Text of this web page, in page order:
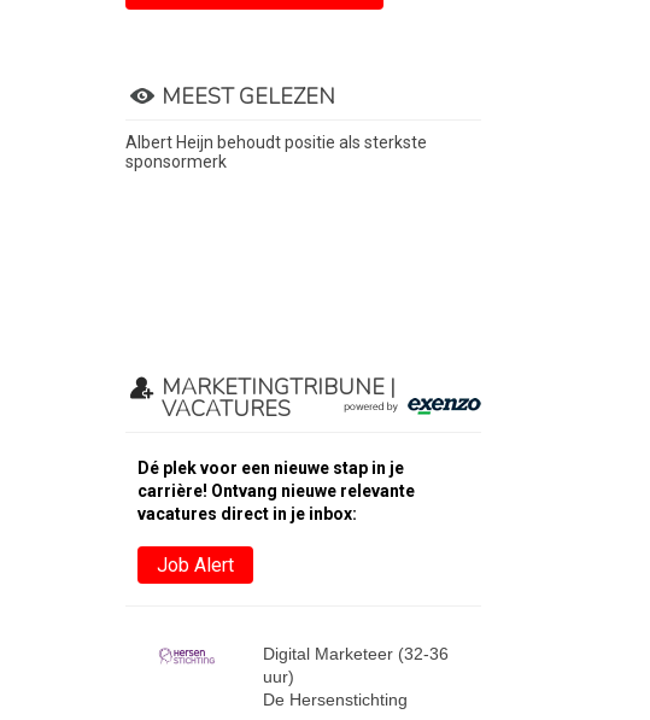
MEEST GELEZEN
Albert Heijn behoudt positie als sterkste
sponsormerk
MARKETINGTRIBUNE |
VACATURES
Dé plek voor een nieuwe stap in je
carrière! Ontvang nieuwe relevante
vacatures direct in je inbox:
Job Alert
Digital Marketeer (32-36
uur)
De Hersenstichting